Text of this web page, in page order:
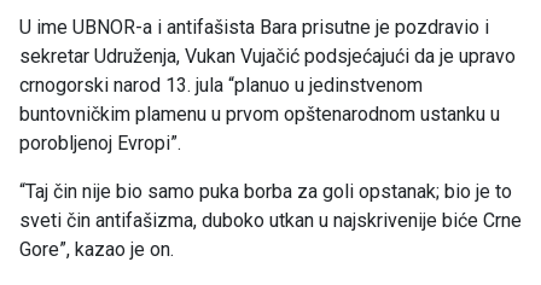
U ime UBNOR-a i antifašista Bara prisutne je pozdravio i
sekretar Udruženja, Vukan Vujačić podsjećajući da je upravo
crnogorski narod 13. jula “planuo u jedinstvenom
buntovničkim plamenu u prvom opštenarodnom ustanku u
porobljenoj Evropi”.
“Taj čin nije bio samo puka borba za goli opstanak; bio je to
sveti čin antifašizma, duboko utkan u najskrivenije biće Crne
Gore”, kazao je on.